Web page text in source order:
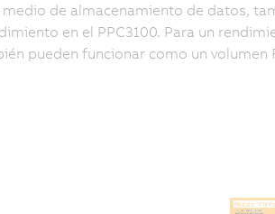
medio de almacenamiento de datos,
en el PPC3100. Para un
pueden funcionar como un volumen